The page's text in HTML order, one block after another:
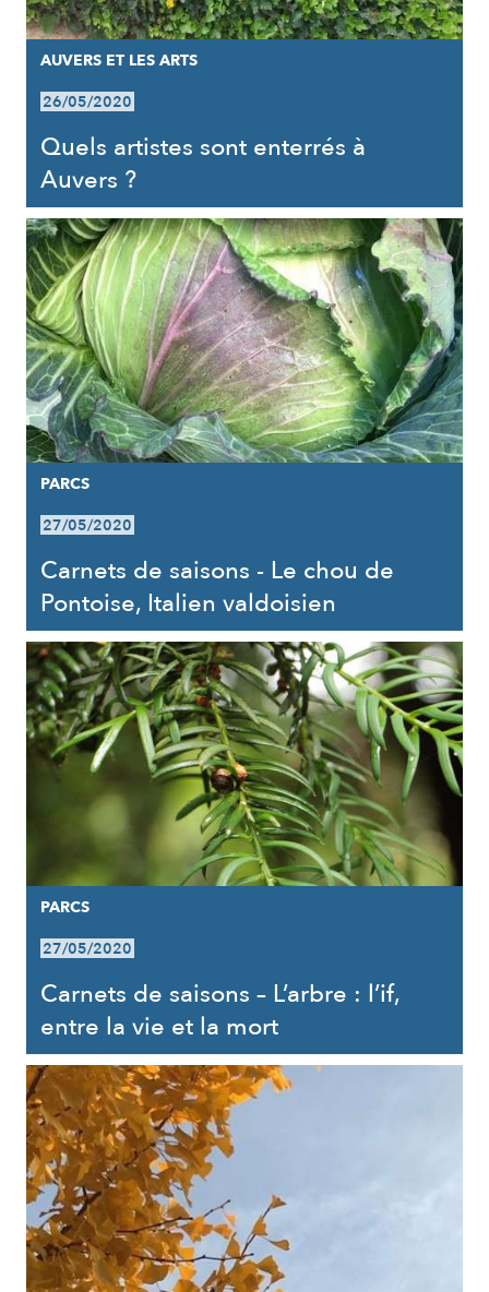
AUVERS ET LES ARTS
26/05/2020
Quels artistes sont enterrés à
Auvers ?
PARCS
27/05/2020
Carnets de saisons - Le chou de
Pontoise, Italien valdoisien
PARCS
27/05/2020
Carnets de saisons – L’arbre : l’if,
entre la vie et la mort